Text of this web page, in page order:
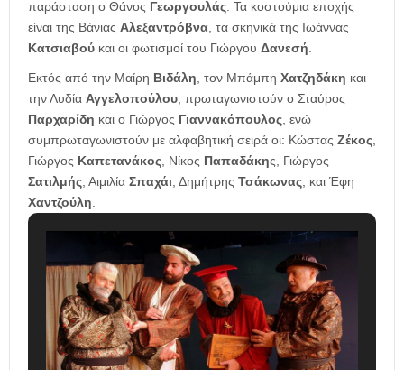
παράσταση ο Θάνος Γεωργουλάς. Τα κοστούμια εποχής
είναι της Βάνιας Αλεξαντρόβνα, τα σκηνικά της Ιωάννας
Κατσιαβού και οι φωτισμοί του Γιώργου Δανεσή.
Εκτός από την Μαίρη Βιδάλη, τον Μπάμπη Χατζηδάκη και
την Λυδία Αγγελοπούλου, πρωταγωνιστούν ο Σταύρος
Παρχαρίδη και ο Γιώργος Γιαννακόπουλος, ενώ
συμπρωταγωνιστούν με αλφαβητική σειρά οι: Κώστας Ζέκος,
Γιώργος Καπετανάκος, Νίκος Παπαδάκης, Γιώργος
Σατιλμής, Αιμιλία Σπαχάι, Δημήτρης Τσάκωνας, και Έφη
Χαντζούλη.